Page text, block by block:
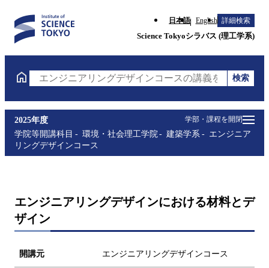
日本語 English 詳細検索
Science Tokyoシラバス (理工学系)
エンジニアリングデザインコースの講義を検索（講
検索
学部・課程を開閉
2025年度
学院等開講科目
環境・社会理工学院 建築学系
エンジニア
リングデザインコース
エンジニアリングデザインにおける材料とデ
ザイン
開講元 エンジニアリングデザインコース